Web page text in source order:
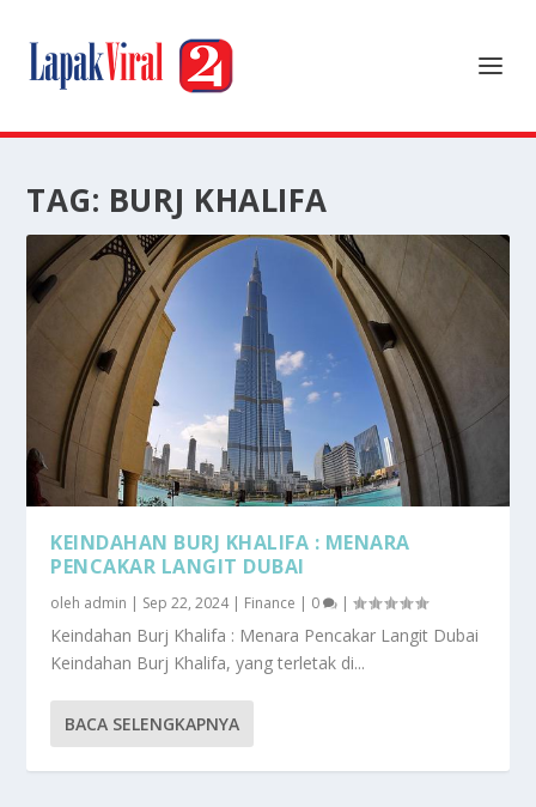
TAG: BURJ KHALIFA
KEINDAHAN BURJ KHALIFA : MENARA
PENCAKAR LANGIT DUBAI
oleh admin | Sep 22, 2024| Finance | 0 |
Keindahan Burj Khalifa : Menara Pencakar Langit Dubai
Keindahan Burj Khalifa, yang terletak di...
BACA SELENGKAPNYA